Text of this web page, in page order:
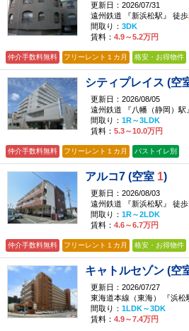
更新日：2026/07/31
遠州鉄道 『新浜松駅』 徒歩
間取り： 3DK
賃料： 4.9～5.2万円
仲介手数料無料 フリーレント１カ月 格安・お得物件
シティプレイス (空
更新日：2026/08/05
遠州鉄道 『八幡（静岡）駅
間取り： 1R～3LDK
賃料： 5.3～10.0万円
仲介手数料無料 フリーレント１カ月 バストイレ別
アルコ7 (空室 1)
更新日：2026/08/03
遠州鉄道 『新浜松駅』 徒歩
間取り： 1R～2LDK
賃料： 4.6～6.7万円
仲介手数料無料 フリーレント１カ月 格安・お得物件
キャトルセゾン (空
更新日：2026/07/27
東海道本線（東海） 『浜松
間取り： 1LDK～3DK
賃料： 4.9～7.4万円